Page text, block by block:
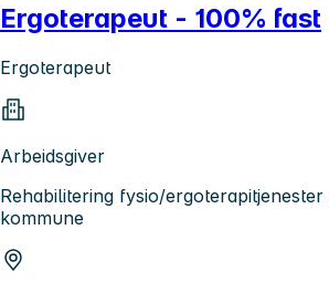
Ergoterapeut - 100% fast
Ergoterapeut
Arbeidsgiver
Rehabilitering fysio/
kommune